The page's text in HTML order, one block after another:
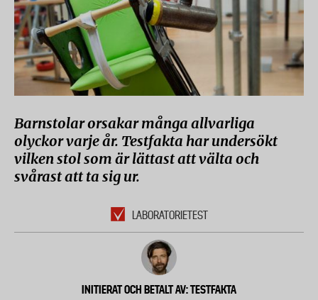
Barnstolar orsakar många allvarliga
olyckor varje år. Testfakta har undersökt
vilken stol som är lättast att välta och
svårast att ta sig ur.
LABORATORIETEST
INITIERAT OCH BETALT AV: TESTFAKTA